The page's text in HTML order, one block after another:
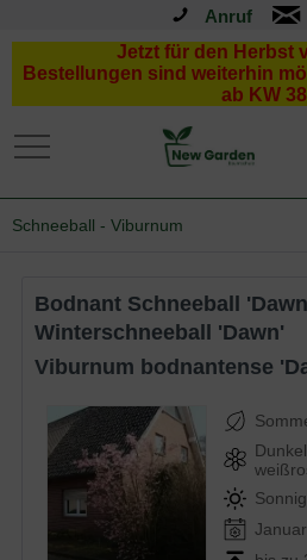
Anruf
Jetzt für den Herbst
Bestellungen sind weiterhin
ab KW
Schneeball - Viburnum
Bodnant Schneeball 'Dawn' /
Winterschneeball 'Dawn'
Viburnum bodnantense